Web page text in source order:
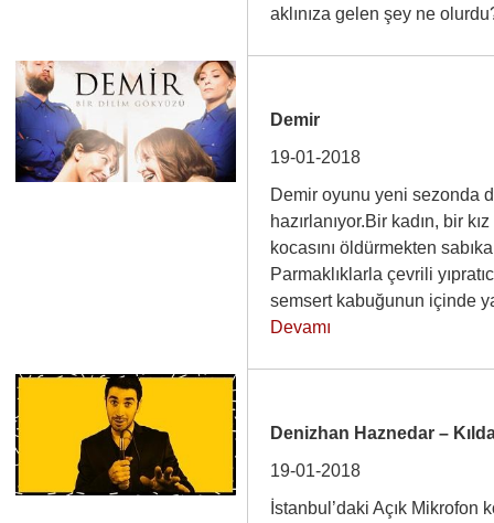
aklınıza gelen şey ne
Demir
19-01-2018
Demir oyunu yeni sezonda
hazırlanıyor.Bir kadın, bir
kocasını öldürmekten
Parmaklıklarla çevrili
semsert kabuğunun içinde
Devamı
Denizhan Haznedar –
19-01-2018
İstanbul’daki Açık